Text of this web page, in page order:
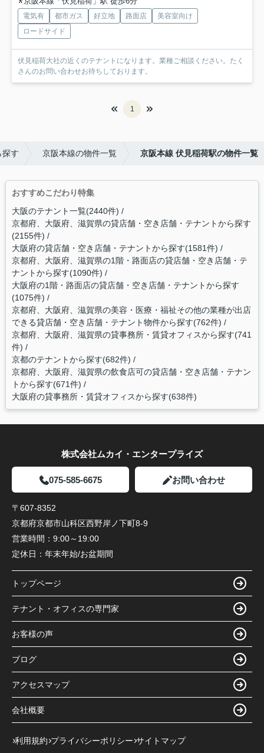
電気有 都市ガス 好立地 路面店
美容室向け
ロードサイド
伏見稲荷大社の近くのテナントになります。業種ご相談ください。たく
さんのお問い合わせお待ちしております。
1
探す 京阪本線の物件一覧 京阪本線 伏見稲荷駅の物件一覧
おすすめこだわり特集
大阪のテナント一覧(2440件)
京都府、大阪府、滋賀県の貸店舗・空き店舗・テナントから探す
(2155件)
大阪府の貸店舗・空き店舗・テナントから探す(1581件)
京都府、大阪府、滋賀県の1階・路面店の貸店舗・空き店舗・テ
ナントから探す(1090件)
大阪府の1階・路面店の貸店舗・空き店舗・テナントから探す
(1075件)
京都府、大阪府、滋賀県の美容・医療・福祉その他の業種が出店
できる貸店舗・空き店舗・テナント物件から探す(762件)
京都府、大阪府、滋賀県の貸事務所・賃貸オフィスから探す(741
件)
京都のテナントから探す(682件)
京都府、大阪府、滋賀県の飲食店可の貸店舗・空き店舗・テナン
トから探す(671件)
大阪府の貸事務所・賃貸オフィスから探す(638件)
株式会社ムカイ・エンタープライズ
075-585-6675 お問い合わせ
〒607-8352
京都府京都市山科区西野岸ノ下町8-9
営業時間： 9:00～19:00
定休日： 年末年始/お盆期間
トップページ
テナント・オフィスの専門家
お客様の声
ブログ
アクセスマップ
会社概要
利用規約 プライバシーポリシー サイトマップ